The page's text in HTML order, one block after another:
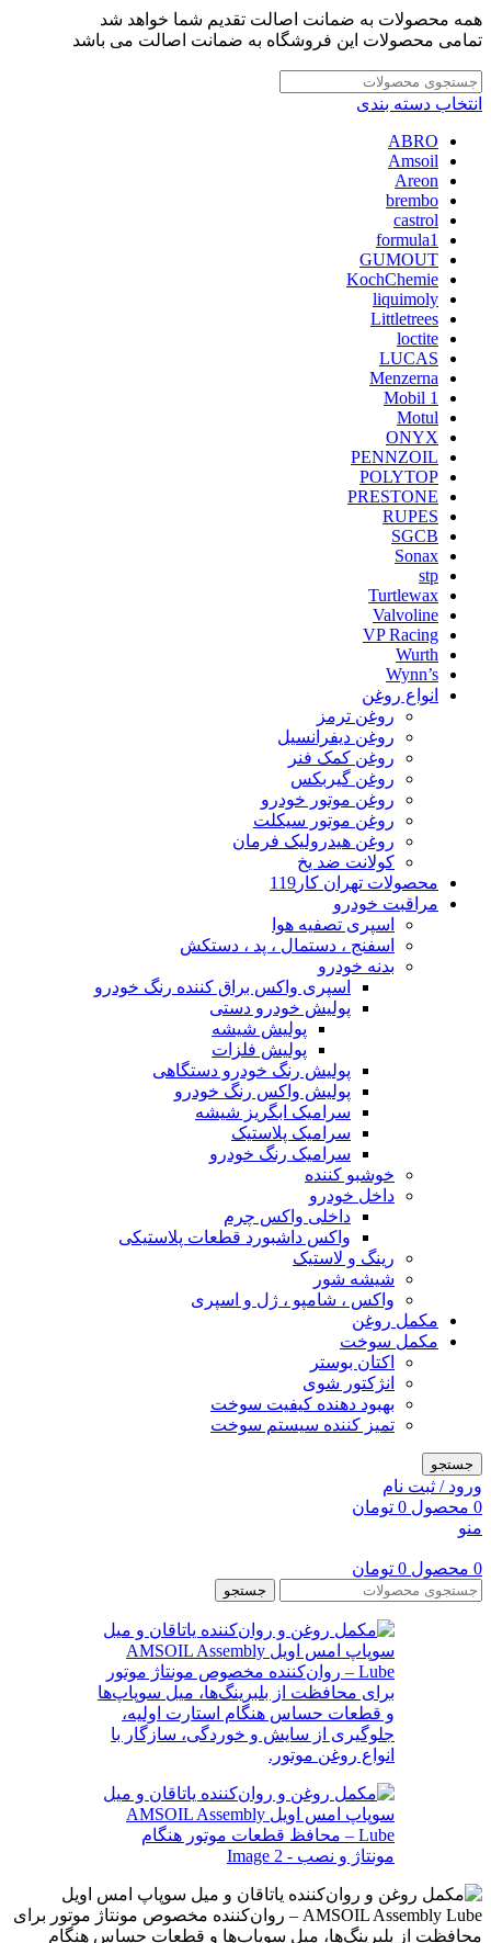
همه محصولات به ضمانت اصالت تقدیم شما خواهد شد
تمامی محصولات این فروشگاه به ضمانت اصالت می باشد
انتخاب دسته بندی
ABRO
Amsoil
Areon
brembo
castrol
formula1
GUMOUT
KochChemie
liquimoly
Littletrees
loctite
LUCAS
Menzerna
Mobil 1
Motul
ONYX
PENNZOIL
POLYTOP
PRESTONE
RUPES
SGCB
Sonax
stp
Turtlewax
Valvoline
VP Racing
Wurth
Wynn’s
انواع روغن
روغن ترمز
روغن دیفرانسیل
روغن کمک فنر
روغن گیربکس
روغن موتور خودرو
روغن موتور سیکلت
روغن هیدرولیک فرمان
کولانت ضد یخ
محصولات تهران کار119
مراقبت خودرو
اسپری تصفیه هوا
اسفنج ، دستمال ، پد ، دستکش
بدنه خودرو
اسپری واکس براق کننده رنگ خودرو
پولیش خودرو دستی
پولیش شیشه
پولیش فلزات
پولیش رنگ خودرو دستگاهی
پولیش واکس رنگ خودرو
سرامیک ابگریز شیشه
سرامیک پلاستیک
سرامیک رنگ خودرو
خوشبو کننده
داخل خودرو
داخلی واکس چرم
واکس داشبورد قطعات پلاستیکی
رینگ و لاستیک
شیشه شور
واکس ، شامپو ، ژل و اسپری
مکمل روغن
مکمل سوخت
اکتان بوستر
انژکتور شوی
بهبود دهنده کیفیت سوخت
تمیز کننده سیستم سوخت
جستجو
ورود / ثبت نام
0 محصول 0 تومان
منو
0 محصول 0 تومان
جستجو